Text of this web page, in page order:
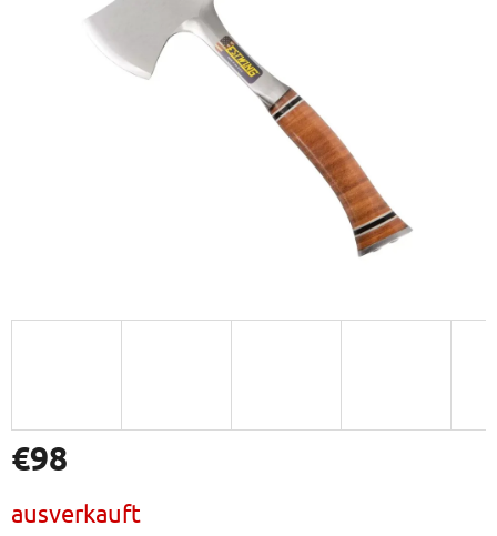
€98
ausverkauft